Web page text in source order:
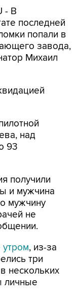
- В
последней
попали в
завода,
Михаил
над
93
получили
и мужчина
мужчину
не
, из-за
три
нескольких
личные